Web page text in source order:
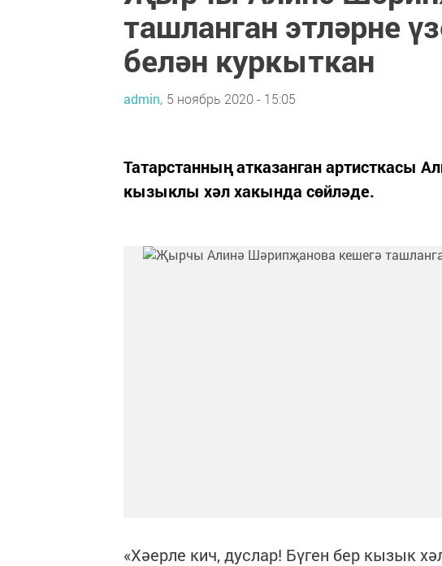
ташланган этләрне
белән куркыткан
admin, 5 ноябрь 2020 - 15:05
Татарстанның атказанган артисткасы
кызыклы хәл хакында сөйләде.
«Хәерле кич, дуслар! Бүген бер кызык